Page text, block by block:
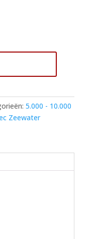
5.000 - 10.000
Zeewater